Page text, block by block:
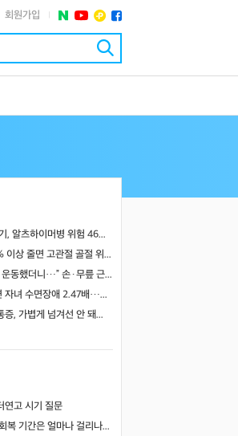
회원가입
설탕 덜 먹은 아기, 알츠하이머병 위험 46%↓… 불안장애도 감소
금연 후 체중 5% 이상 줄면 고관절 골절 위험 1.8배↑
“근감소증 노인, 운동했더니…” 손·무릎 근력·보행 속도 모두 개선됐다
부모가 ADHD면 자녀 수면장애 2.47배…정신질환·사고 위험까지 넓게 높였다
반복되는 어깨 통증, 가볍게 넘겨선 안 돼… 원인과 치료 방법 살펴봐야
연고 시기 질문
하안검 수술 후 회복 기간은 얼마나 걸리나요?